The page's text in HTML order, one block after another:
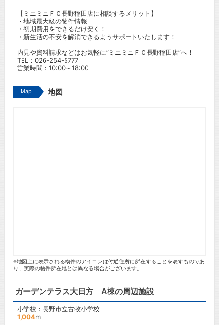
【ミニミニＦＣ長野稲田店に相談するメリット】
・地域最大級の物件情報
・初期費用をできるだけ安く！
・新生活の不安を解消できるようサポートいたします！
内見や資料請求などはお気軽に”ミニミニＦＣ長野稲田店”へ！
TEL： 026-254-5777
営業時間：10:00～18:00
Map 地図
※地図上に表示される物件のアイコンは付近住所に所在することを表すものであ
り、実際の物件所在地とは異なる場合がございます。
ガーデンテラス大日方 A棟の周辺施設
小学校：長野市立古牧小学校
1,004m